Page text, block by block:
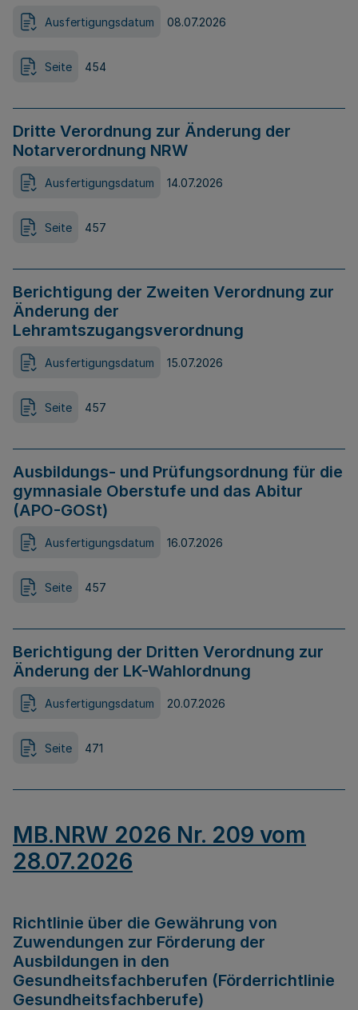
Ausfertigungsdatum 08.07.2026
Seite 454
Dritte Verordnung zur Änderung der
Notarverordnung NRW
Ausfertigungsdatum 14.07.2026
Seite 457
Berichtigung der Zweiten Verordnung zur
Änderung der
Lehramtszugangsverordnung
Ausfertigungsdatum 15.07.2026
Seite 457
Ausbildungs- und Prüfungsordnung für die
gymnasiale Oberstufe und das Abitur
(APO-GOSt)
Ausfertigungsdatum 16.07.2026
Seite 457
Berichtigung der Dritten Verordnung zur
Änderung der LK-Wahlordnung
Ausfertigungsdatum 20.07.2026
Seite 471
MB.NRW 2026 Nr. 209 vom
28.07.2026
Richtlinie über die Gewährung von
Zuwendungen zur Förderung der
Ausbildungen in den
Gesundheitsfachberufen (Förderrichtlinie
Gesundheitsfachberufe)